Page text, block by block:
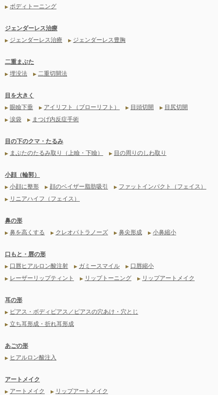
▶ ボディトーニング
ジェンダーレス治療
▶ ジェンダーレス治療 ▶ ジェンダーレス豊胸
二重まぶた
▶ 埋没法 ▶ 二重切開法
目を大きく
▶ 眼瞼下垂 ▶ アイリフト（ブローリフト） ▶ 目頭切開 ▶ 目尻切開
▶ 涙袋 ▶ まつげ内反症手術
目の下のクマ・たるみ
▶ まぶたのたるみ取り（上瞼・下瞼） ▶ 目の周りのしわ取り
小顔（輪郭）
▶ 小顔に整形 ▶ 顔のベイザー脂肪吸引 ▶ ファットインパクト（フェイス）
▶ リニアハイフ（フェイス）
鼻の形
▶ 鼻を高くする ▶ クレオパトラノーズ ▶ 鼻尖形成 ▶ 小鼻縮小
口もと・唇の形
▶ 口唇ヒアルロン酸注射 ▶ ガミースマイル ▶ 口唇縮小
▶ レーザーリップティント ▶ リップトーニング ▶ リップアートメイク
耳の形
▶ ピアス・ボディピアス／ピアスの穴あけ・穴とじ
▶ 立ち耳形成・折れ耳形成
あごの形
▶ ヒアルロン酸注入
アートメイク
▶ アートメイク ▶ リップアートメイク